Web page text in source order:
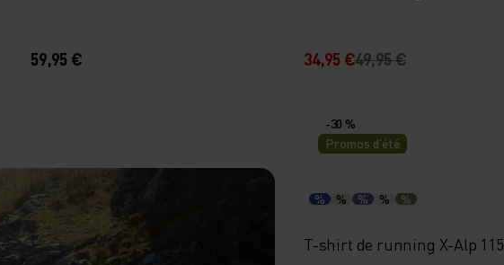
59,95 € 34,95 €49,95 €
-30 %
Promos d’été
% % % % %
T-shirt de running X-Alp 115